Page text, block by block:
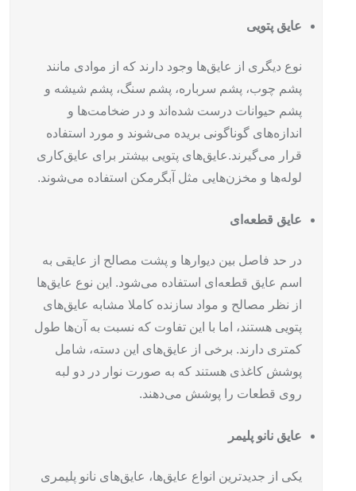
عایق پتویی
نوع دیگری از عایق‌ها وجود دارند که از موادی مانند
پشم چوب، پشم سرباره، پشم سنگ، پشم شیشه و
پشم حیوانات درست شده‌اند و در ضخامت‌ها و
اندازه‌های گوناگونی بریده می‌شوند و مورد استفاده
قرار می‌گیرند.عایق‌های پتویی بیشتر برای عایق‌کاری
لوله‌ها و مخزن‌هایی مثل آبگرمکن استفاده می‌شوند.
عایق قطعه‌ای
در حد فاصل بین دیوارها و پشت مصالح از عایقی به
اسم عایق قطعه‌ای استفاده می‌شود. این نوع عایق‌ها
از نظر مصالح و مواد سازنده کاملا مشابه عایق‌های
پتویی هستند، اما با این تفاوت که نسبت به آن‌ها طول
کمتری دارند. برخی از عایق‌های این دسته، شامل
پوشش کاغذی هستند که به صورت نوار در دو لبه
روی قطعات را پوشش می‌دهند.
عایق نانو پلیمر
یکی از جدیدترین انواع عایق‌ها، عایق‌های نانو پلیمری